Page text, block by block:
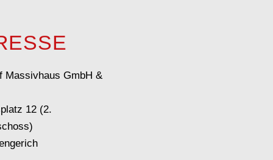
Massivhaus GmbH &
12 (2.